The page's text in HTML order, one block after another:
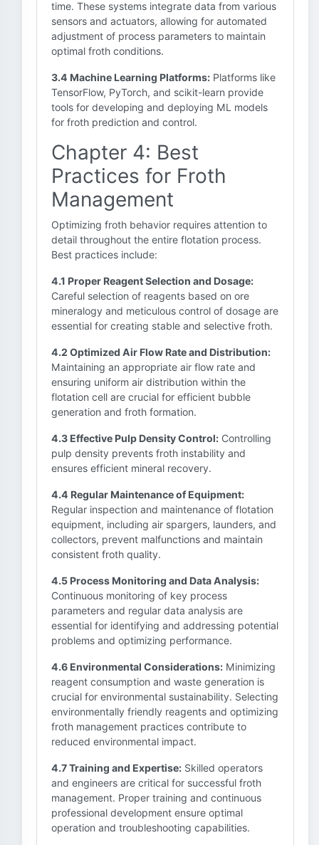
time. These systems integrate data from various
sensors and actuators, allowing for automated
adjustment of process parameters to maintain
optimal froth conditions.
3.4 Machine Learning Platforms: Platforms like
TensorFlow, PyTorch, and scikit-learn provide
tools for developing and deploying ML models
for froth prediction and control.
Chapter 4: Best
Practices for Froth
Management
Optimizing froth behavior requires attention to
detail throughout the entire flotation process.
Best practices include:
4.1 Proper Reagent Selection and Dosage:
Careful selection of reagents based on ore
mineralogy and meticulous control of dosage are
essential for creating stable and selective froth.
4.2 Optimized Air Flow Rate and Distribution:
Maintaining an appropriate air flow rate and
ensuring uniform air distribution within the
flotation cell are crucial for efficient bubble
generation and froth formation.
4.3 Effective Pulp Density Control: Controlling
pulp density prevents froth instability and
ensures efficient mineral recovery.
4.4 Regular Maintenance of Equipment:
Regular inspection and maintenance of flotation
equipment, including air spargers, launders, and
collectors, prevent malfunctions and maintain
consistent froth quality.
4.5 Process Monitoring and Data Analysis:
Continuous monitoring of key process
parameters and regular data analysis are
essential for identifying and addressing potential
problems and optimizing performance.
4.6 Environmental Considerations: Minimizing
reagent consumption and waste generation is
crucial for environmental sustainability. Selecting
environmentally friendly reagents and optimizing
froth management practices contribute to
reduced environmental impact.
4.7 Training and Expertise: Skilled operators
and engineers are critical for successful froth
management. Proper training and continuous
professional development ensure optimal
operation and troubleshooting capabilities.